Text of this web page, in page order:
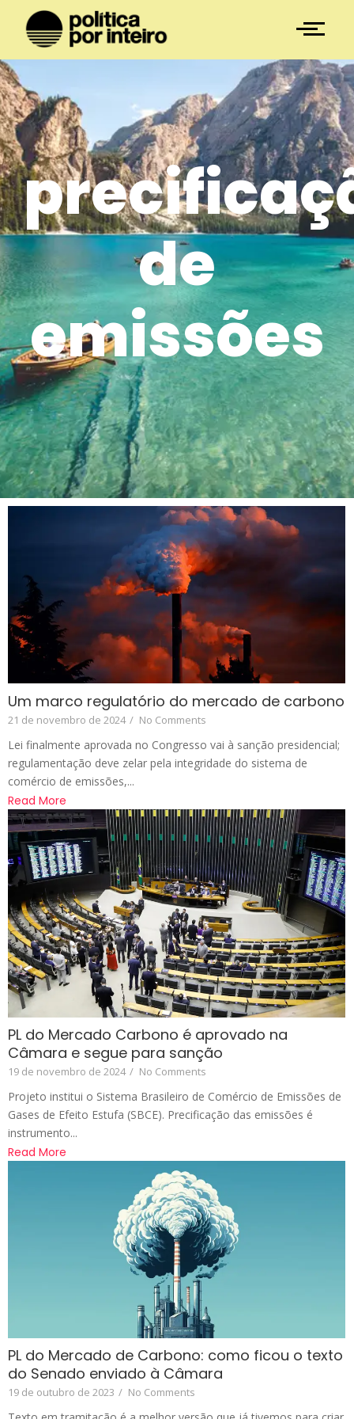
de
emissões
Um marco regulatório do mercado de carbono
21 de novembro de 2024 / No Comments
Lei finalmente aprovada no Congresso vai à sanção presidencial;
regulamentação deve zelar pela integridade do sistema de
comércio de emissões,...
Read More
PL do Mercado Carbono é aprovado na
Câmara e segue para sanção
19 de novembro de 2024 / No Comments
Projeto institui o Sistema Brasileiro de Comércio de Emissões de
Gases de Efeito Estufa (SBCE). Precificação das emissões é
instrumento...
Read More
PL do Mercado de Carbono: como ficou o texto
do Senado enviado à Câmara
19 de outubro de 2023 / No Comments